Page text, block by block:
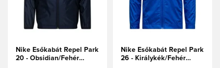
Nike Esőkabát Repel Park
20 - Obsidian/Fehér
Nike Esőkabát Repel Park
26 - Királykék/Fehér